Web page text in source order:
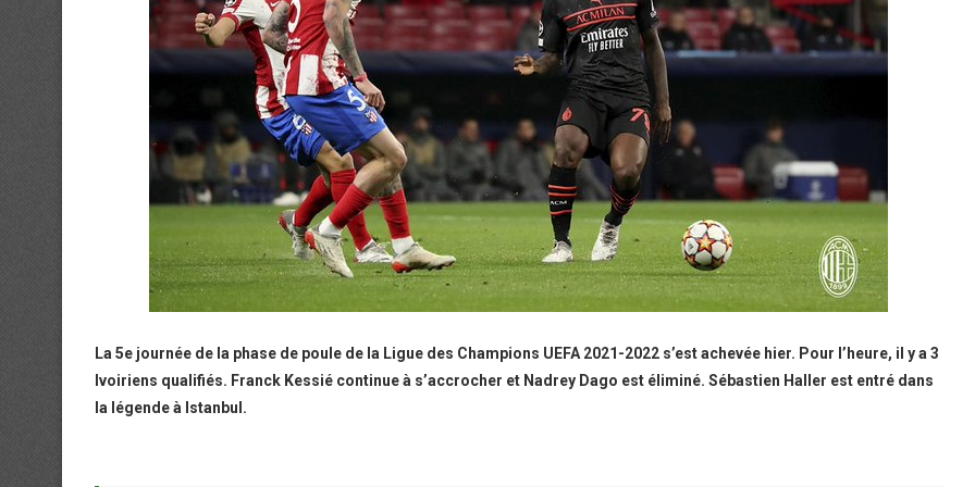
La 5e journée de la phase de poule de la Ligue des Champions UEFA 2021-2022 s’est achevée hier. Pour l’heure, il y a 3
Ivoiriens qualifiés. Franck Kessié continue à s’accrocher et Nadrey Dago est éliminé. Sébastien Haller est entré dans
la légende à Istanbul.